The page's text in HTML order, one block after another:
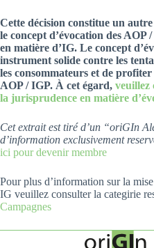
Cette décision constitue un
le concept d’évocation des AOP
en matière d’IG. Le concept
instrument solide contre les
les consommateurs et de
AOP / IGP. À cet égard, veuillez
la jurisprudence en matière
Cet extrait est tiré d’un “oriGIn
d’information exclusivement
ici pour devenir membre
Pour plus d’information sur la
IG veuillez consulter la categirie
Campagnes